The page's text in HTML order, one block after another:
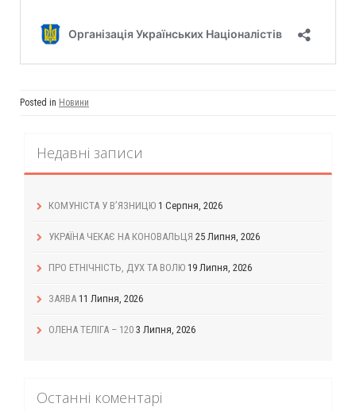
Posted in Новини
Недавні записи
КОМУНІСТА У В’ЯЗНИЦЮ 1 Серпня, 2026
УКРАЇНА ЧЕКАЄ НА КОНОВАЛЬЦЯ 25 Липня, 2026
ПРО ЕТНІЧНІСТЬ, ДУХ ТА ВОЛЮ 19 Липня, 2026
ЗАЯВА 11 Липня, 2026
ОЛЕНА ТЕЛІГА – 120 3 Липня, 2026
Останні коментарі